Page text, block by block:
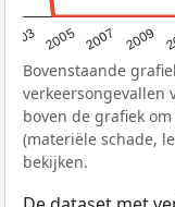
2003 2005 2007 2009
Bovenstaande
verkeersongevallen
boven de grafiek
(materiële schade,
bekijken.